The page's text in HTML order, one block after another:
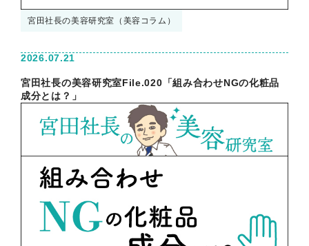
宮田社長の美容研究室（美容コラム）
2026.07.21
宮田社長の美容研究室File.020「組み合わせNGの化粧品
成分とは？」